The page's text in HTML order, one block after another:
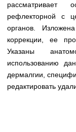
Новости (244)
Медицинская
Нормативы
Нормы
исследований
рассматривает
рефлекторной с
органов.
коррекции, ее
Указаны
использованию
дермалгии,
редактировать